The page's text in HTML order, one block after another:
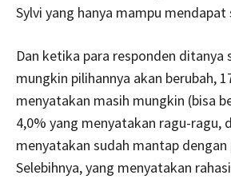
Sylvi yang hanya mampu mendapat
Dan ketika para responden ditanya
mungkin pilihannya akan berubah,
menyatakan masih mungkin (bisa
4,0% yang menyatakan ragu-ragu,
menyatakan sudah mantap dengan
Selebihnya, yang menyatakan